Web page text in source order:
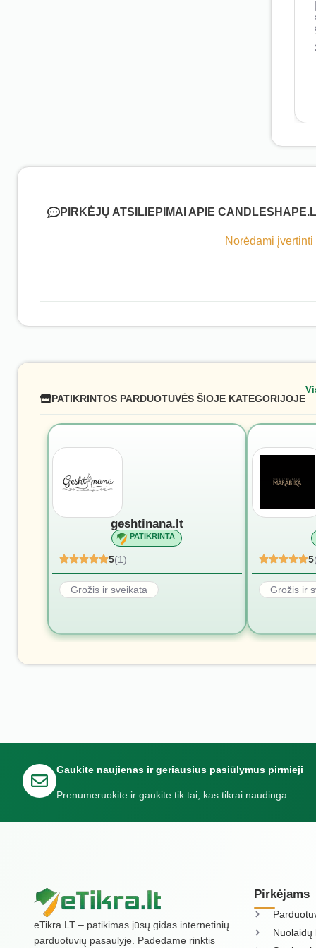
PIRKĖJŲ ATSILIEPIMAI APIE
Norėdami
PATIKRINTOS PARDUOTUVĖS ŠIOJE KATEGORIJOJE
geshtinana.lt
PATIKRINTA
5(1)
Grožis ir sveikata
5
Grožis ir
Gaukite naujienas ir geriausius pasiūlymus pirmieji
Prenumeruokite ir gaukite tik tai, kas tikrai naudinga.
eTikra.LT – patikimas jūsų gidas internetinių
parduotuvių pasaulyje. Padedame rinktis
Pirkėjams
Nuolaidų